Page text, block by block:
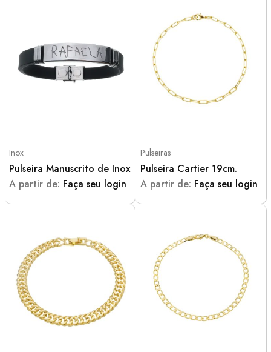
Inox
Pulseira Manuscrito de Inox
A partir de: Faça seu login
Pulseiras
Pulseira Cartier 19cm.
A partir de: Faça seu login